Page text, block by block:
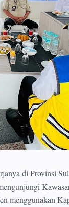
di Provinsi
menggunakan